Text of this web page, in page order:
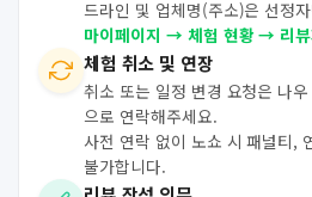
드라인 및 업체명(주소)은 선정
마이페이지 → 체험 현황 → 리
체험 취소 및 연장
취소 또는 일정 변경 요청은 나
으로 연락해주세요.
사전 연락 없이 노쇼 시 패널티,
불가합니다.